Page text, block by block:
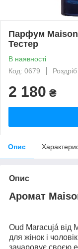
Парфум
Тестер
В наявності
Код: 0679
Роздріб
2 180 ₴
Опис
Опис
Аромат
Oud Maracujá від
для жінок і